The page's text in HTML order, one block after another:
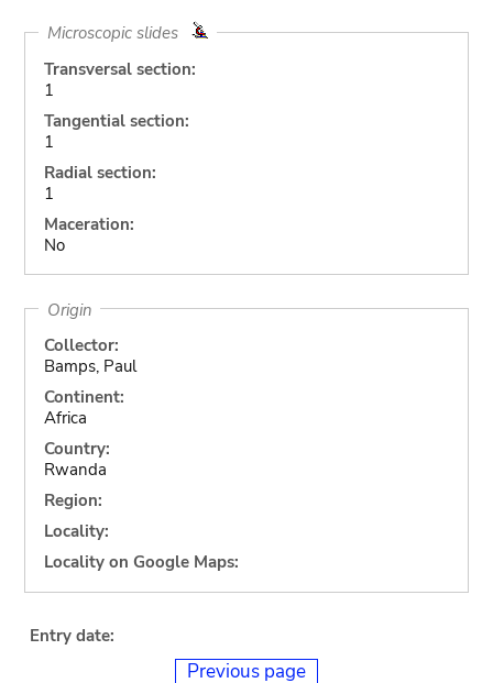
Microscopic slides
Transversal section:
1
Tangential section:
1
Radial section:
1
Maceration:
No
Origin
Collector:
Bamps, Paul
Continent:
Africa
Country:
Rwanda
Region:
Locality:
Locality on Google Maps:
Entry date:
Previous page